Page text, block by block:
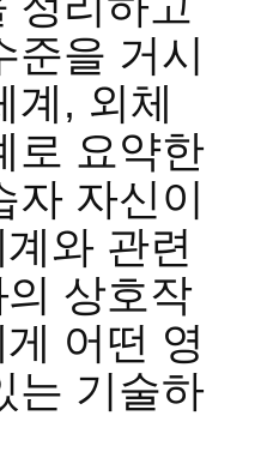
준을 거시
계, 외체
로 요약한
자 자신이
와 관련
상호작
어떤 영
는 기술하